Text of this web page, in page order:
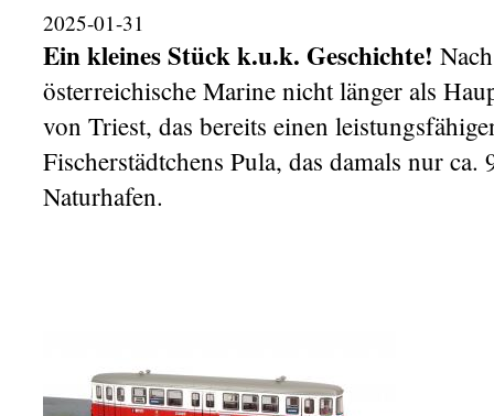
2025-01-31
Ein kleines Stück k.u.k. Geschichte!
österreichische Marine nicht länger als
von Triest, das bereits einen
Fischerstädtchens Pula, das damals nur
Naturhafen.